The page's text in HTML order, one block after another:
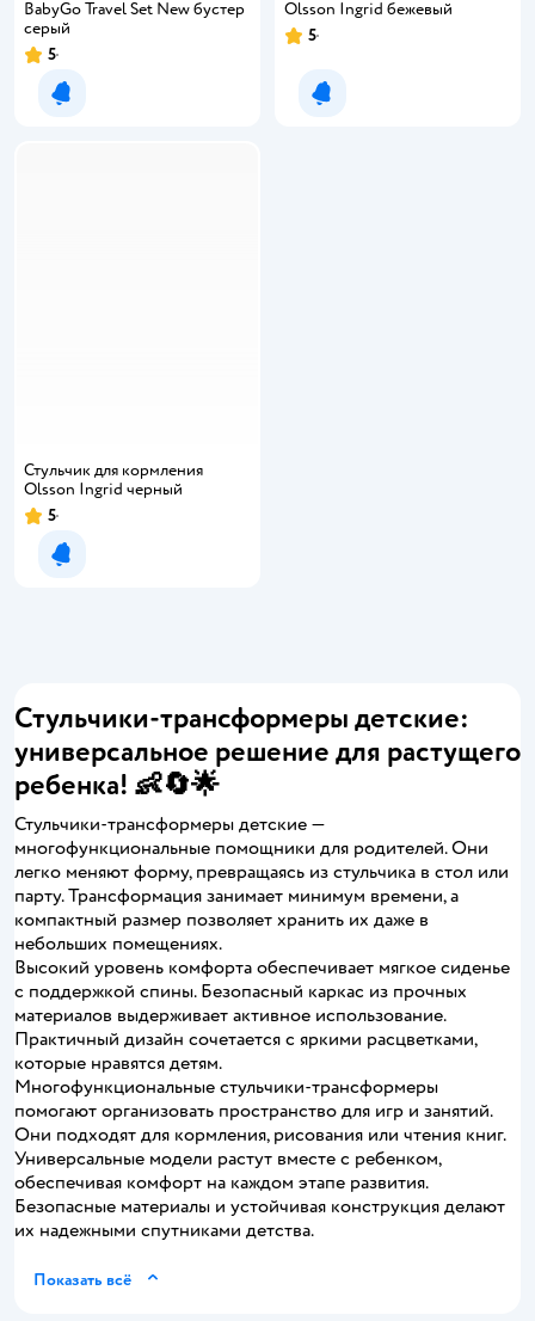
BabyGo Travel Set New бустер
серый
5
Уведомить о появлении
Olsson Ingrid бежевый
5
Уведомить о появлении
Стульчик для кормления
Olsson Ingrid черный
5
Уведомить о появлении
Стульчики-трансформеры детские:
универсальное решение для растущего
ребенка! 👶🔄🌟
Стульчики-трансформеры детские —
многофункциональные помощники для родителей. Они
легко меняют форму, превращаясь из стульчика в стол или
парту. Трансформация занимает минимум времени, а
компактный размер позволяет хранить их даже в
небольших помещениях.
Высокий уровень комфорта обеспечивает мягкое сиденье
с поддержкой спины. Безопасный каркас из прочных
материалов выдерживает активное использование.
Практичный дизайн сочетается с яркими расцветками,
которые нравятся детям.
Многофункциональные стульчики-трансформеры
помогают организовать пространство для игр и занятий.
Они подходят для кормления, рисования или чтения книг.
Универсальные модели растут вместе с ребенком,
обеспечивая комфорт на каждом этапе развития.
Безопасные материалы и устойчивая конструкция делают
их надежными спутниками детства.
Показать всё